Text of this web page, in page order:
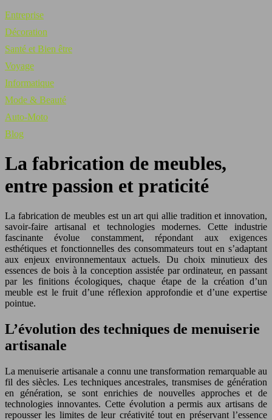
Entreprise
Décoration
Santé et Bien être
Voyage
Informatique
Mode & Beauté
Auto-Moto
Blog
La fabrication de meubles,
entre passion et praticité
La fabrication de meubles est un art qui allie tradition et innovation,
savoir-faire artisanal et technologies modernes. Cette industrie
fascinante évolue constamment, répondant aux exigences
esthétiques et fonctionnelles des consommateurs tout en s’adaptant
aux enjeux environnementaux actuels. Du choix minutieux des
essences de bois à la conception assistée par ordinateur, en passant
par les finitions écologiques, chaque étape de la création d’un
meuble est le fruit d’une réflexion approfondie et d’une expertise
pointue.
L’évolution des techniques de menuiserie
artisanale
La menuiserie artisanale a connu une transformation remarquable au
fil des siècles. Les techniques ancestrales, transmises de génération
en génération, se sont enrichies de nouvelles approches et de
technologies innovantes. Cette évolution a permis aux artisans de
repousser les limites de leur créativité tout en préservant l’essence